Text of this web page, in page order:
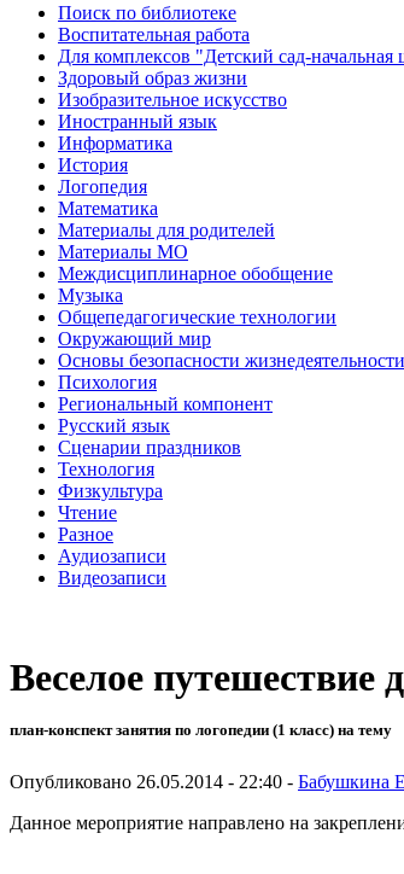
Поиск по библиотеке
Воспитательная работа
Для комплексов "Детский сад-начальная
Здоровый образ жизни
Изобразительное искусство
Иностранный язык
Информатика
История
Логопедия
Математика
Материалы для родителей
Материалы МО
Междисциплинарное обобщение
Музыка
Общепедагогические технологии
Окружающий мир
Основы безопасности жизнедеятельности
Психология
Региональный компонент
Русский язык
Сценарии праздников
Технология
Физкультура
Чтение
Разное
Аудиозаписи
Видеозаписи
Веселое путешествие
план-конспект занятия по логопедии (1 класс) на тему
Опубликовано 26.05.2014 - 22:40 - Бабушкина
Данное мероприятие направлено на